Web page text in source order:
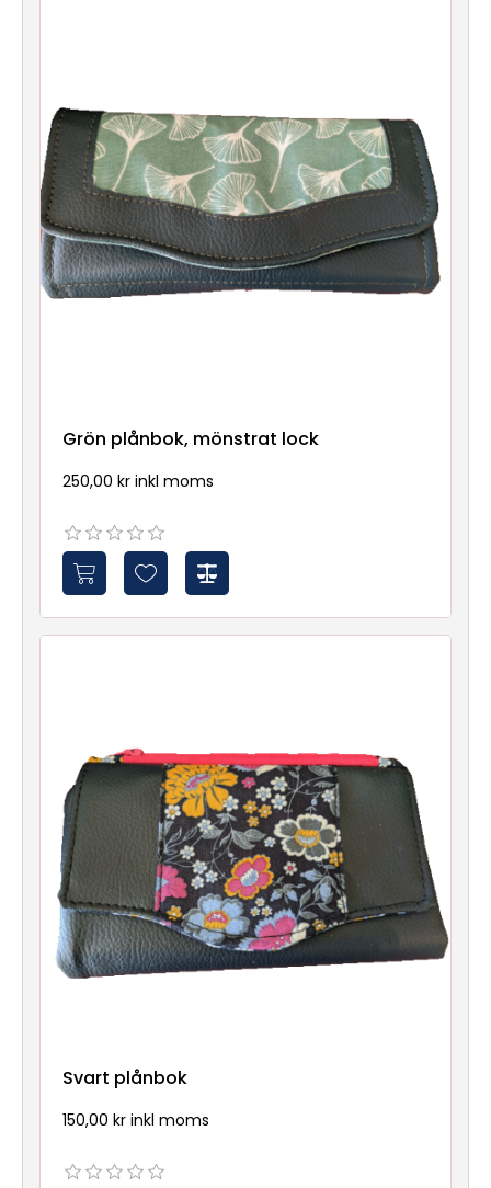
Grön plånbok, mönstrat lock
250,00 kr inkl moms
Svart plånbok
150,00 kr inkl moms